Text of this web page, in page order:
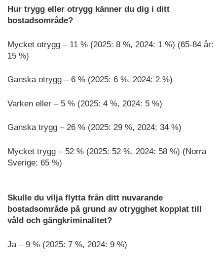
Hur trygg eller otrygg känner du dig i ditt
bostadsområde?
Mycket otrygg – 11 % (2025: 8 %, 2024: 1 %) (65-84 år:
15 %)
Ganska otrygg – 6 % (2025: 6 %, 2024: 2 %)
Varken eller – 5 % (2025: 4 %, 2024: 5 %)
Ganska trygg – 26 % (2025: 29 %, 2024: 34 %)
Mycket trygg – 52 % (2025: 52 %, 2024: 58 %) (Norra
Sverige: 65 %)
Skulle du vilja flytta från ditt nuvarande
bostadsområde på grund av otrygghet kopplat till
våld och gängkriminalitet?
Ja – 9 % (2025: 7 %, 2024: 9 %)